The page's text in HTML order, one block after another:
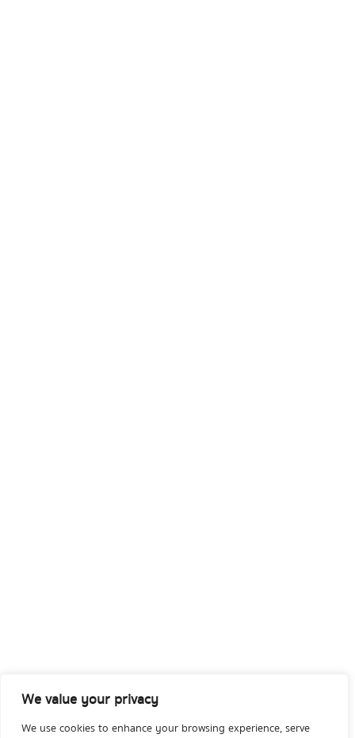
We value your privacy
We use cookies to enhance your browsing experience, serve